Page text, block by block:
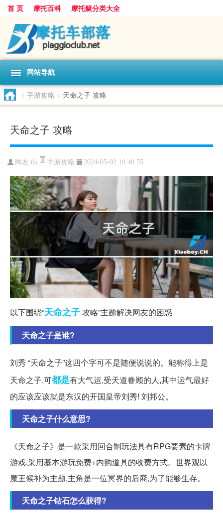
首 页 摩托百科 摩托艇分类大全
网站导航
> 手游攻略 > 天命之子 攻略
天命之子 攻略
网友:tlz 手游攻略 2024-05-02 10:40:55
以下围绕“天命之子攻略”主题解决网友的困惑
天命之子是谁?
刘秀 “天命之子”这四个字可不是随便说说的。能称得上是
天命之子,可都是有大气运,受天道眷顾的人,其中运气最好
的应该应该就是东汉的开国皇帝刘秀! 刘邦公。
天命之子什么意思?
《天命之子》是一款采用回合制玩法具有RPG要素的卡牌
游戏,采用基本游玩免费+内购道具的收费方式。世界观以
魔王候补为主题,主角是一位冥界的后裔,为了能够生存。
天命之子钻石怎么获得?